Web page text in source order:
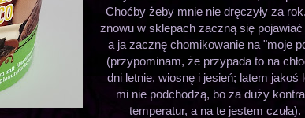
Choćby żeby mnie nie dręczyły za
znowu w sklepach zaczną się pojawiać
a ja zacznę chomikowanie na "moje
(przypominam, że przypada to na
dni letnie, wiosnę i jesień; latem jakoś
mi nie podchodzą, bo za duży
temperatur, a na te jestem czuła).